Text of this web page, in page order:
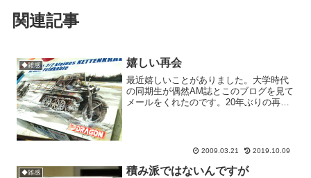
関連記事
◆雑感 嬉しい再会
最近嬉しいことがありました。大学時代
の同期生が偶然AM誌とこのブログを見て
メールをくれたのです。20年ぶりの再
て自己満足的に嬉しいこ...
2009.03.21 2019.10.09
◆雑感 積み派ではないんですが